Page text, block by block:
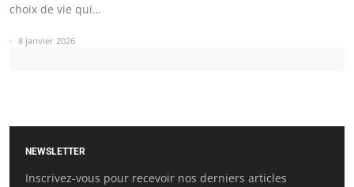
choix de vie qui…
8 janvier 2026
NEWSLETTER
Inscrivez-vous pour recevoir nos derniers articles